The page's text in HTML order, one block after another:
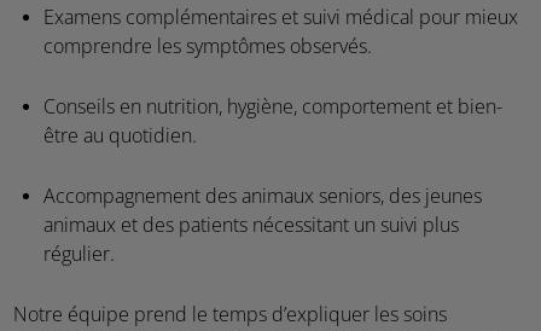
Examens complémentaires et suivi médical pour mieux
comprendre les symptômes observés.
Conseils en nutrition, hygiène, comportement et bien-
être au quotidien.
Accompagnement des animaux seniors, des jeunes
animaux et des patients nécessitant un suivi plus
régulier.
Notre équipe prend le temps d’expliquer les soins